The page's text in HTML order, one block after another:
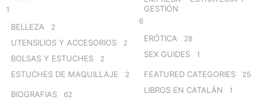
1
BELLEZA 2
UTENSILIOS Y ACCESORIOS 2
BOLSAS Y ESTUCHES 2
ESTUCHES DE MAQUILLAJE 2
BIOGRAFIAS 62
GESTIÓN
6
ERÓTICA 28
SEX GUIDES 1
FEATURED CATEGORIES 25
LIBROS EN CATALÁN 1